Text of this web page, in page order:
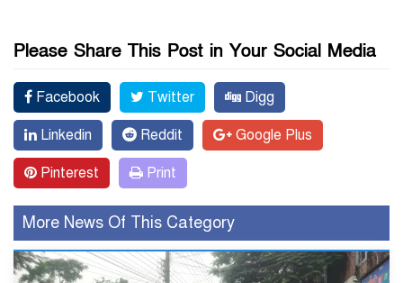
Please Share This Post in Your Social Media
Facebook Twitter Digg
Linkedin Reddit Google Plus
Pinterest Print
More News Of This Category